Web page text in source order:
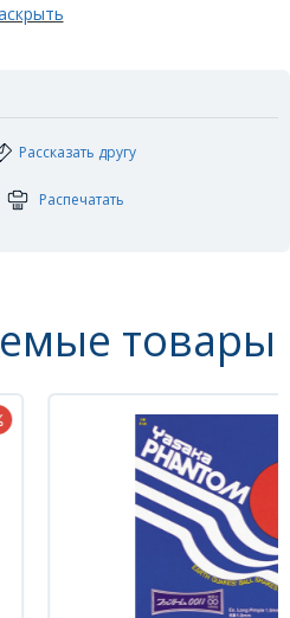
Рассказать другу
Распечатать
товары